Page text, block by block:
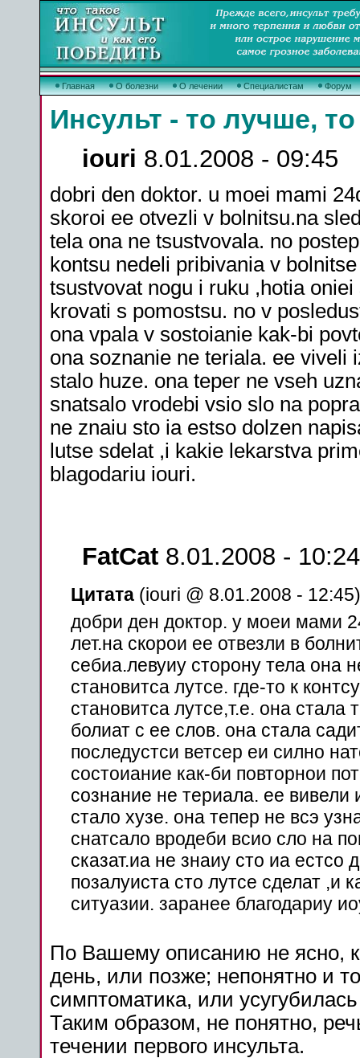
Главная О болезни О лечении Специалистам Форум
Инсульт - то лучше,
iouri 8.01.2008 - 09:45
dobri den doktor. u moei mami
skoroi ee otvezli v bolnitsu.na
tela ona ne tsustvovala. no
kontsu nedeli pribivania v
tsustvovat nogu i ruku ,hotia
krovati s pomostsu. no v
ona vpala v sostoianie kak-bi
ona soznanie ne teriala. ee viveli
stalo huze. ona teper ne vseh
snatsalo vrodebi vsio slo na
ne znaiu sto ia estso dolzen
lutse sdelat ,i kakie lekarstva
blagodariu iouri.
FatCat 8.01.2008 - 10:24
Цитата(iouri @ 8.01.2008 - 12:45)
добри ден доктор. у моеи мами
лет.на скорои ее отвезли в
себиа.левуиу сторону телаона
становитса лутсе. где-то к
становитса лутсе,т.е. она стала
болиат с ее слов. она стала
последустси ветсер еи силно
состоиание как-би повторнои
сознание не териала. ее вивели
стало хузе. она тепер не всэ
снатсало вродеби всио сло на
сказат.иа не знаиу сто иа естсо
позалуистасто лутсе сделат ,и
ситуазии. заранее благодариу
По Вашему описанию не ясно,
день, или позже; непонятно и
симптоматика, или
Таким образом, не понятно,
течении первого инсульта.